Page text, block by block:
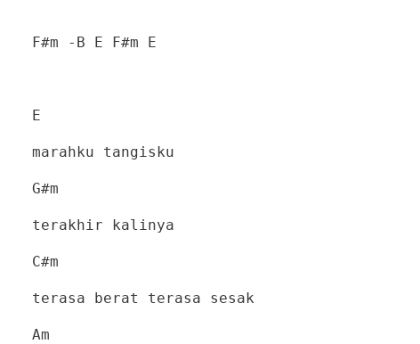
F#m -B E F#m E
E
marahku tangisku
G#m
terakhir kalinya
C#m
terasa berat terasa sesak
Am